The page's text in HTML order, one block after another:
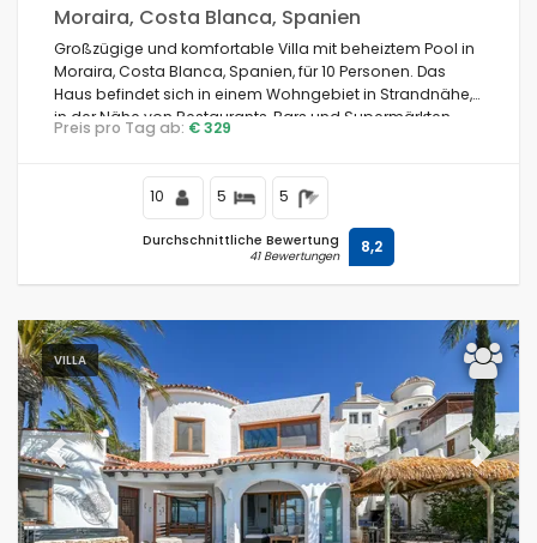
Moraira, Costa Blanca, Spanien
Großzügige und komfortable Villa mit beheiztem Pool in
Moraira, Costa Blanca, Spanien, für 10 Personen. Das
Haus befindet sich in einem Wohngebiet in Strandnähe,
in der Nähe von Restaurants, Bars und Supermärkten,
500 Meter vom Strand Cala Andrago und 0,5 km vom
Preis pro Tag ab: € 329
10 5 5
Durchschnittliche Bewertung
41 Bewertungen 8,2
VILLA
Previous Next